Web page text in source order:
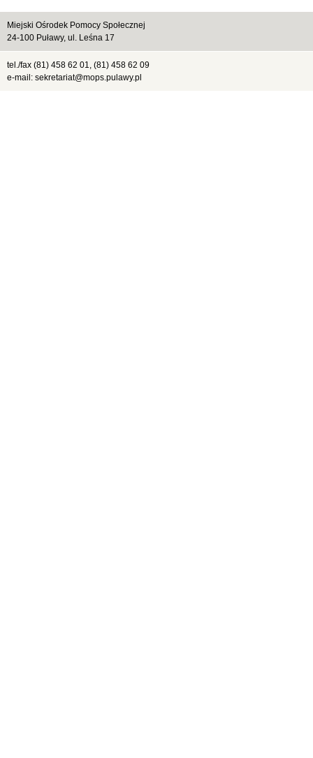
Miejski Ośrodek Pomocy Społecznej
24-100 Puławy, ul. Leśna 17
tel./fax (81) 458 62 01, (81) 458 62 09
e-mail: sekretariat@mops.pulawy.pl